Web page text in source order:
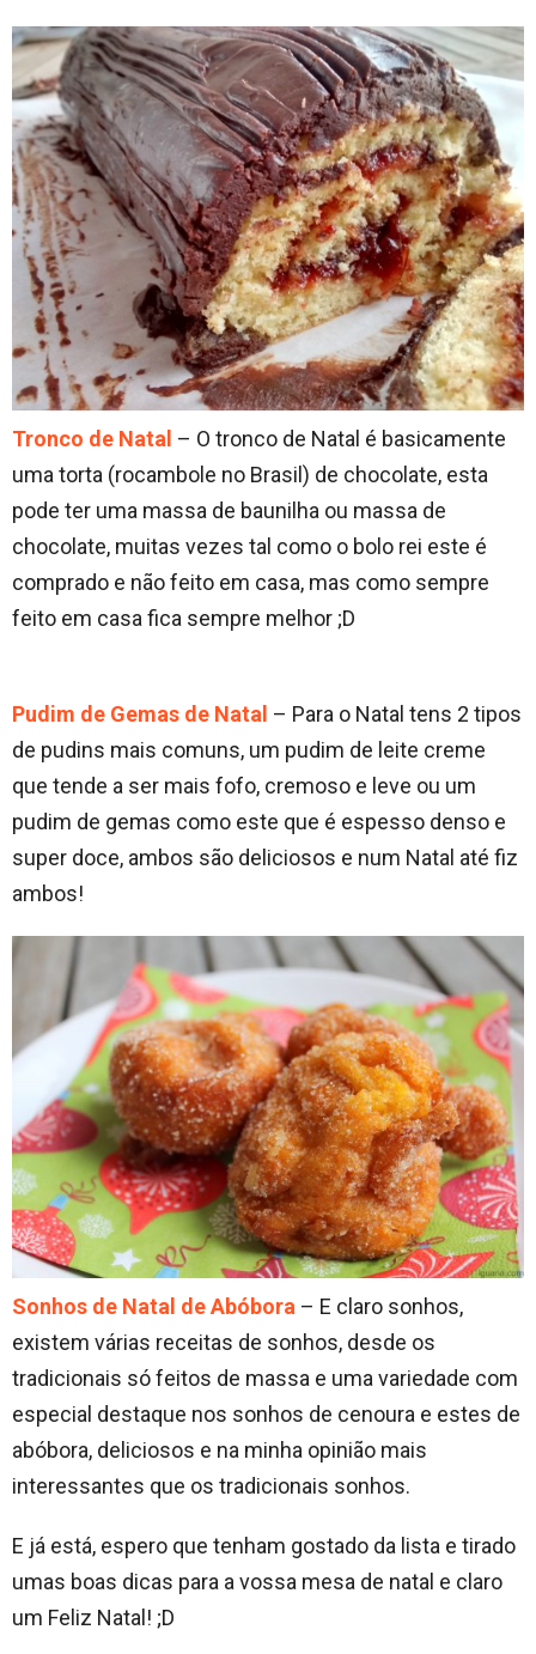
Tronco de Natal – O tronco de Natal é basicamente
uma torta (rocambole no Brasil) de chocolate, esta
pode ter uma massa de baunilha ou massa de
chocolate, muitas vezes tal como o bolo rei este é
comprado e não feito em casa, mas como sempre
feito em casa fica sempre melhor ;D
Pudim de Gemas de Natal – Para o Natal tens 2 tipos
de pudins mais comuns, um pudim de leite creme
que tende a ser mais fofo, cremoso e leve ou um
pudim de gemas como este que é espesso denso e
super doce, ambos são deliciosos e num Natal até fiz
ambos!
Sonhos de Natal de Abóbora – E claro sonhos,
existem várias receitas de sonhos, desde os
tradicionais só feitos de massa e uma variedade com
especial destaque nos sonhos de cenoura e estes de
abóbora, deliciosos e na minha opinião mais
interessantes que os tradicionais sonhos.
E já está, espero que tenham gostado da lista e tirado
umas boas dicas para a vossa mesa de natal e claro
um Feliz Natal! ;D